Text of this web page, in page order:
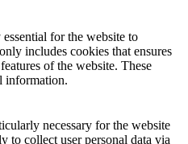
for the website to
includes cookies that ensures
of the website. These
information.
necessary for the website
to collect user personal data via